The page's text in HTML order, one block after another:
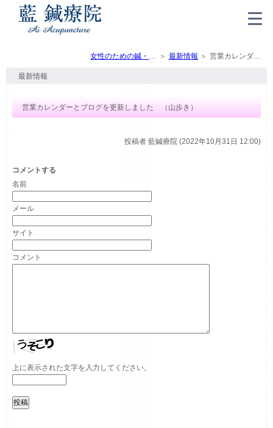
女性のための鍼・灸・マッサージ（トップ） 最新情報 営業カレンダーとブログを更新しました （山歩き）
最新情報
営業カレンダーとブログを更新しました （山歩き）
投稿者 藍鍼療院 (2022年10月31日 12:00)
コメントする
名前
メール
サイト
上に表示された文字を入力してください。
コメント